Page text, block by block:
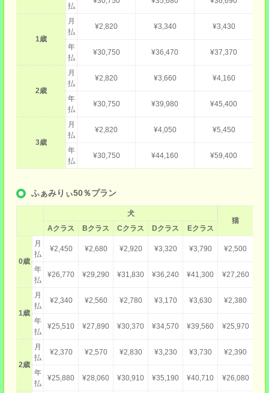
払
1歳
月
払
¥2,820 ¥3,340 ¥3,430
年
払
¥30,750 ¥36,470 ¥37,370
2歳
月
払
¥2,820 ¥3,660 ¥4,160
年
払
¥30,750 ¥39,980 ¥45,400
3歳
月
払
¥2,820 ¥4,050 ¥5,450
年
払
¥30,750 ¥44,160 ¥59,400
ふぁみりぃ50％プラン
犬
猫
Aクラス
Bクラス Cクラス Dクラス Eクラス
0歳
月
払
¥2,450 ¥2,680 ¥2,920 ¥3,320 ¥3,790 ¥2,500
年
払
¥26,770 ¥29,290 ¥31,830 ¥36,240 ¥41,300 ¥27,260
1歳
月
払
¥2,340 ¥2,560 ¥2,780 ¥3,170 ¥3,630 ¥2,380
年
払
¥25,510 ¥27,890 ¥30,370 ¥34,570 ¥39,560 ¥25,970
2歳
月
払
¥2,370 ¥2,570 ¥2,830 ¥3,230 ¥3,730 ¥2,390
年
払
¥25,880 ¥28,060 ¥30,910 ¥35,190 ¥40,710 ¥26,080